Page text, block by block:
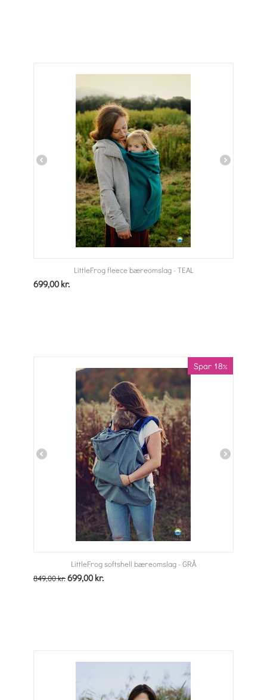
LittleFrog fleece bæreomslag - TEAL
699,00 kr.
Spar 18%
LittleFrog softshell bæreomslag - GRÅ
849,00kr.699,00 kr.